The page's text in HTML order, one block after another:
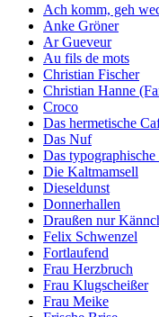
Ach komm, geh
Anke Gröner
Ar Gueveur
Au fils de mots
Christian Fischer
Christian Hanne
Croco
Das hermetische
Das Nuf
Das
Die Kaltmamsell
Dieseldunst
Donnerhallen
Draußen nur
Felix Schwenzel
Fortlaufend
Frau Herzbruch
Frau Klugscheißer
Frau Meike